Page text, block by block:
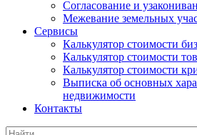
Согласование и
Межевание земельных
Сервисы
Калькулятор стоимости
Калькулятор стоимости
Калькулятор стоимости
Выписка об основных
недвижимости
Контакты